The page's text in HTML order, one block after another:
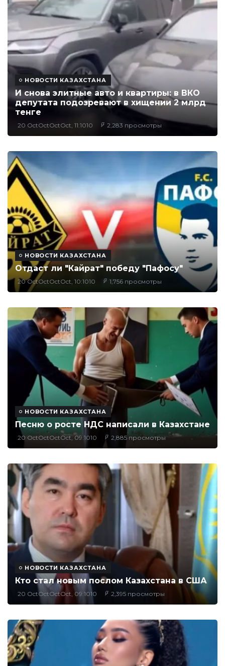
НОВОСТИ КАЗАХСТАНА
И снова элитные авто и квартиры: в ВКО
депутата подозревают в хищении 2 млрд
тенге
20 OctOctOctOct, 11:1010 2,283 просмотры
НОВОСТИ КАЗАХСТАНА
Отдаст ли "Кайрат" победу "Пафосу"
20 OctOctOctOct, 10:1010 1,756 просмотры
НОВОСТИ КАЗАХСТАНА
Песню о росте НДС написали в Казахстане
20 OctOctOctOct, 09:1010 2,885 просмотры
НОВОСТИ КАЗАХСТАНА
Кто стал новым послом Казахстана в США
20 OctOctOctOct, 09:1010 2,395 просмотры